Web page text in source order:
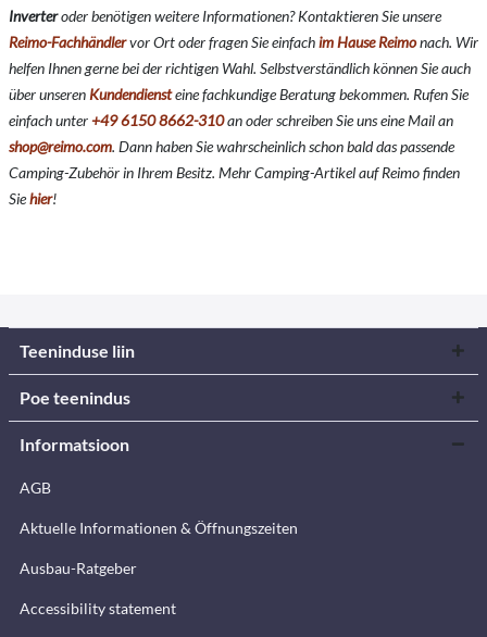
Inverteroder benötigen weitere Informationen? Kontaktieren Sie unsere
Reimo-Fachhändlervor Ort oder fragen Sie einfachim Hause Reimonach. Wir
helfen Ihnen gerne bei der richtigen Wahl. Selbstverständlich können Sie auch
über unseren Kundendiensteine fachkundige Beratung bekommen. Rufen Sie
einfach unter+49 6150 8662-310an oder schreiben Sie uns eine Mail an
shop@reimo.com. Dann haben Sie wahrscheinlich schon bald das passende
Camping-Zubehör in Ihrem Besitz. Mehr Camping-Artikel auf Reimo finden
Siehier!
Teeninduse liin
Poe teenindus
Informatsioon
AGB
Aktuelle Informationen & Öffnungszeiten
Ausbau-Ratgeber
Accessibility statement